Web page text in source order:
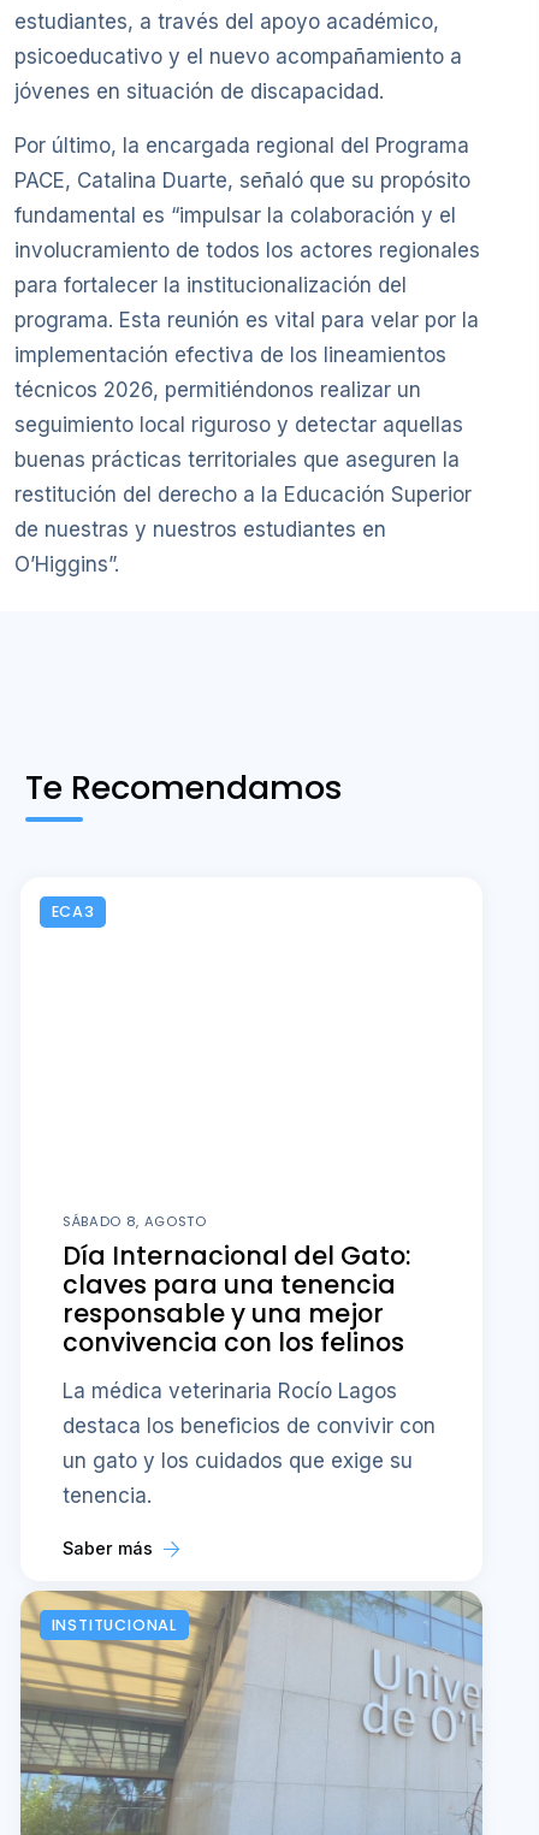
estudiantes, a través del apoyo académico,
psicoeducativo y el nuevo acompañamiento a
jóvenes en situación de discapacidad.
Por último, la encargada regional del Programa
PACE, Catalina Duarte, señaló que su propósito
fundamental es “impulsar la colaboración y el
involucramiento de todos los actores regionales
para fortalecer la institucionalización del
programa. Esta reunión es vital para velar por la
implementación efectiva de los lineamientos
técnicos 2026, permitiéndonos realizar un
seguimiento local riguroso y detectar aquellas
buenas prácticas territoriales que aseguren la
restitución del derecho a la Educación Superior
de nuestras y nuestros estudiantes en
O’Higgins”.
Te Recomendamos
ECA3
SÁBADO 8, AGOSTO
Día Internacional del Gato:
claves para una tenencia
responsable y una mejor
convivencia con los felinos
La médica veterinaria Rocío Lagos
destaca los beneficios de convivir con
un gato y los cuidados que exige su
tenencia.
Saber más
INSTITUCIONAL